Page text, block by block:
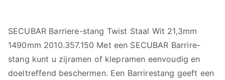
SECUBAR Barriere-stang Twist Staal Wit 21,3mm
1490mm 2010.357.150 Met een SECUBAR Barrire-
stang kunt u zijramen of klepramen eenvoudig en
doeltreffend beschermen. Een Barrirestang geeft een